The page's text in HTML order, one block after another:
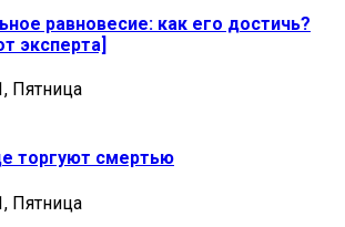
равновесие: как его достичь?
эксперта]
Пятница
торгуют смертью
Пятница